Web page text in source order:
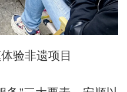
验非遗项目